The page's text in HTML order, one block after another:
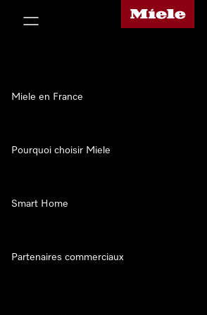
Page d'accueil Miele
Miele en France
Pourquoi choisir Miele
Smart Home
Partenaires commerciaux